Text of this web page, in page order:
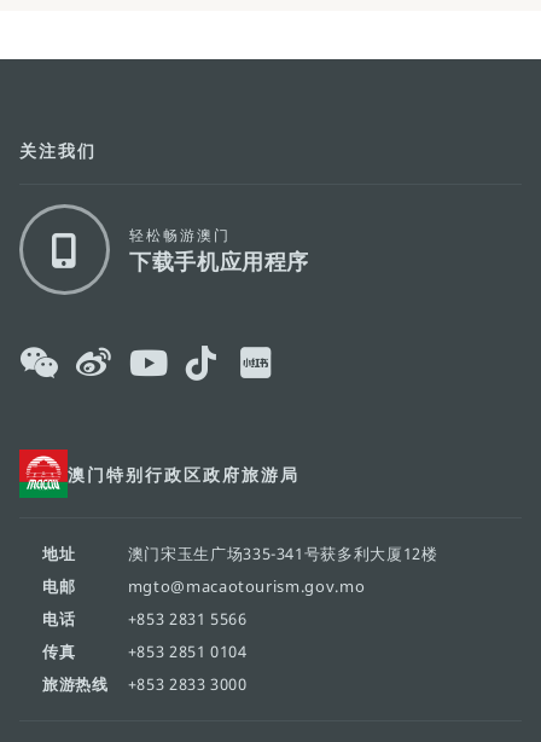
澳门特别行政区政府旅游局
地址
澳门宋玉生广场335-341号获多利大厦12楼
电邮
mgto@macaotourism.gov.mo
电话
+853 2831 5566
传真
+853 2851 0104
旅游热线
+853 2833 3000
关注我们
轻松畅游澳门
下载手机应用程序